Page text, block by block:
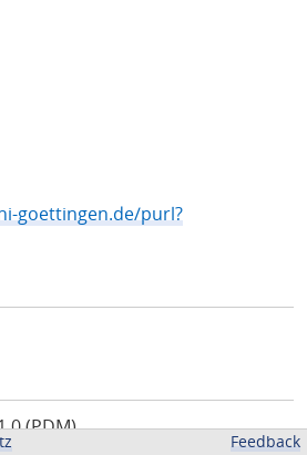
goettingen.de/purl?
(PDM)
Feedback